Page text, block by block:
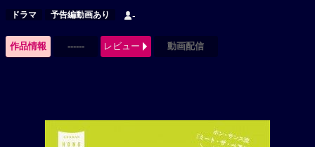
ドラマ 予告編動画あり -
作品情報 ------ レビュー 動画配信